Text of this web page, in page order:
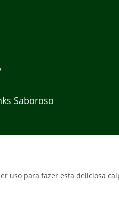
Saboroso
uso para fazer esta deliciosa